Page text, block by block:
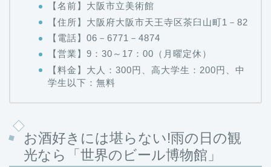
【名前】大阪市立美術館
【住所】大阪府大阪市天王寺区茶臼山町1－82
【電話】06－6771－4874
【営業】9：30～17：00（月曜定休）
【料金】大人：300円、高大学生：200円、中
学生以下：無料
お酒好きには堪らない!雨の日の観
光なら「世界のビール博物館」